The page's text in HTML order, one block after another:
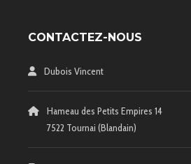
CONTACTEZ-NOUS
Dubois Vincent
Hameau des Petits Empires 14
7522 Tournai (Blandain)